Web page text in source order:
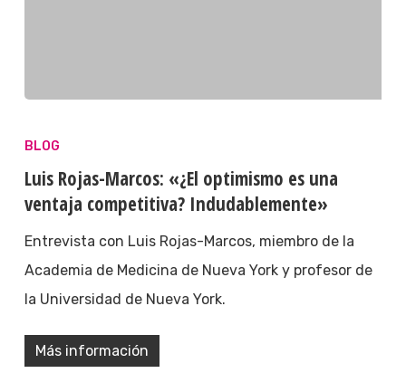
BLOG
Luis Rojas-Marcos: «¿El optimismo es una
ventaja competitiva? Indudablemente»
Entrevista con Luis Rojas-Marcos, miembro de la
Academia de Medicina de Nueva York y profesor de
la Universidad de Nueva York.
Más información